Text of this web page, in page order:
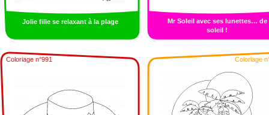
Jolie fille se relaxant à la plage
Mr Soleil avec ses lunettes… de
soleil !
Coloriage n°991 Coloriage